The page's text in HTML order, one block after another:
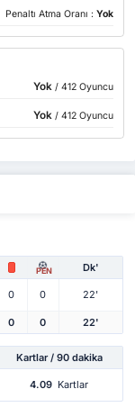
Penaltı Atma Oranı : Yok
Yok/ 412 Oyuncu
Yok/ 412 Oyuncu
PEN Dk'
0 0 22'
0 0 22'
Kartlar / 90 dakika
4.09 Kartlar